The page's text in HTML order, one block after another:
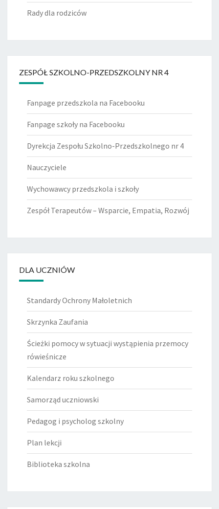
Rady dla rodziców
ZESPÓŁ SZKOLNO-PRZEDSZKOLNY NR 4
Fanpage przedszkola na Facebooku
Fanpage szkoły na Facebooku
Dyrekcja Zespołu Szkolno-Przedszkolnego nr 4
Nauczyciele
Wychowawcy przedszkola i szkoły
Zespół Terapeutów – Wsparcie, Empatia, Rozwój
DLA UCZNIÓW
Standardy Ochrony Małoletnich
Skrzynka Zaufania
Ścieżki pomocy w sytuacji wystąpienia przemocy
rówieśnicze
Kalendarz roku szkolnego
Samorząd uczniowski
Pedagog i psycholog szkolny
Plan lekcji
Biblioteka szkolna